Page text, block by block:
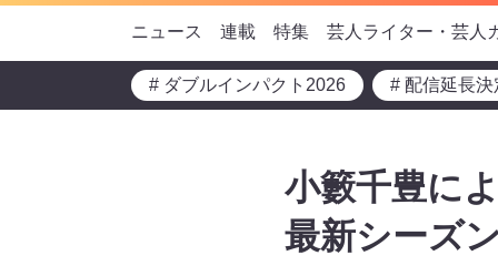
ニュース 連載 特集 芸人ライター・芸人
# ダブルインパクト2026 # 配信延長決
小籔千豊に
最新シーズ